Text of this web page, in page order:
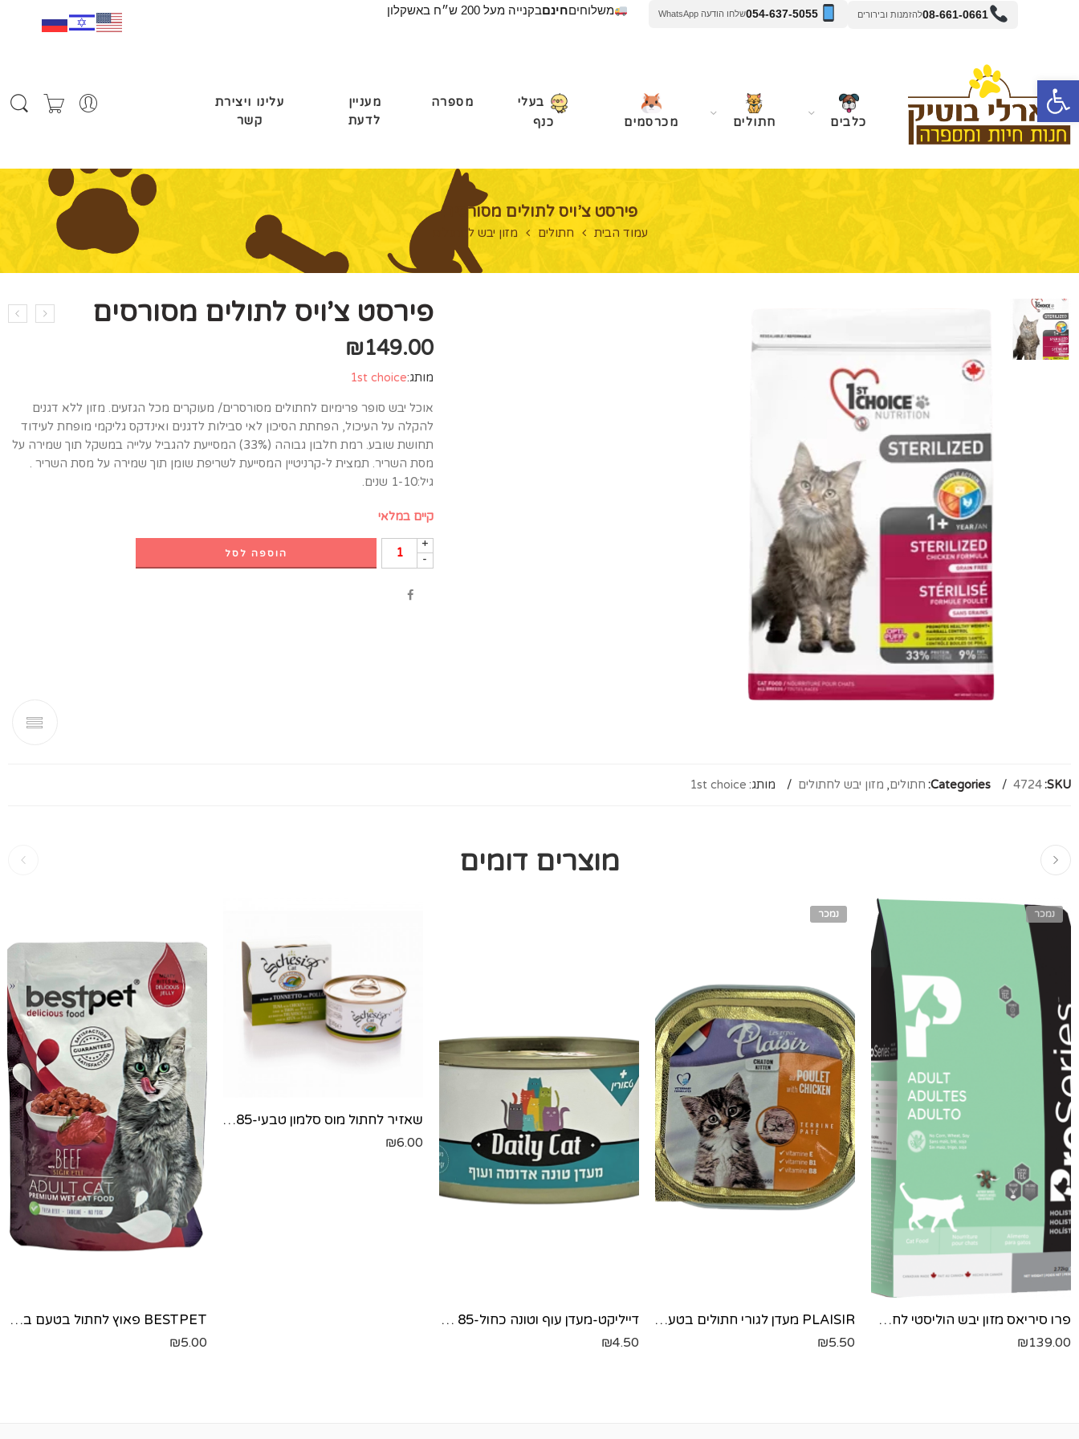
פתח סרגל נגישות
054-637-5055שלחו הודעה WhatsApp 08-661-0661להזמנות ובירורים משלוחיםחינםבקנייה מעל 200 ש״ח באשקלון
כלבים חתולים מכרסמים
בעלי
כנף
מספרה
מעניין
לדעת
עלינו ויצירת
קשר
פירסט צ’ויס לתולים מסורסים
עמוד הבית חתולים מזון יבש לחתולים
פירסט צ’ויס לתולים מסורסים
₪149.00
מותג:1st choice
אוכל יבש סופר פרימיום לחתולים מסורסרים/ מעוקרים מכל הגזעים. מזון ללא דגנים
להקלה על העיכול, הפחתת הסיכון לאי סבילות לדגנים ואינדקס גליקמי מופחת לעידוד
תחושת שובע. רמת חלבון גבוהה (33%) המסייעת להגביל עלייה במשקל תוך שמירה על
מסת השריר. תמצית ל-קרניטיין המסייעת לשריפת שומן תוך שמירה על מסת השריר .
גיל:1-10 שנים.
קיים במלאי
+
-
הוספה לסל
SKU:
4724
Categories: חתולים, מזון יבש לחתולים מותג: 1st choice
מוצרים דומים
נמכר
פרו סיריאס מזון יבש הוליסטי לחתולים בוגרים- עוף ואורז - 2.72 ק"ג
₪139.00
נמכר
PLAISIR מעדן לגורי חתולים בטעם עוף וחלב-100 גר'
₪5.50
דייליקט-מעדן עוף וטונה כחול-85 גר'
₪4.50
שאזיר לחתול מוס סלמון טבעי-85 גר'
₪6.00
BESTPET פאוץ לחתול בטעם בקר - 85 גרם
₪5.00